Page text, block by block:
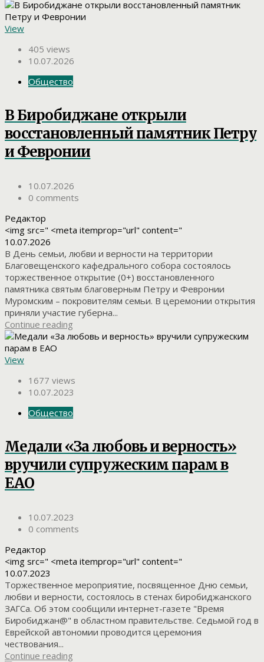
View
405 views
10.07.2026
Общество
В Биробиджане открыли
восстановленный памятник Петру
и Февронии
10.07.2026
0 comments
Редактор
<img src=" <meta itemprop="url" content="
10.07.2026
В День семьи, любви и верности на территории
Благовещенского кафедрального собора состоялось
торжественное открытие (0+) восстановленного
памятника святым благоверным Петру и Февронии
Муромским – покровителям семьи. В церемонии открытия
приняли участие губерна...
Continue reading
View
1677 views
10.07.2023
Общество
Медали «За любовь и верность»
вручили супружеским парам в
ЕАО
10.07.2023
0 comments
Редактор
<img src=" <meta itemprop="url" content="
10.07.2023
Торжественное мероприятие, посвященное Дню семьи,
любви и верности, состоялось в стенах биробиджанского
ЗАГСа. Об этом сообщили интернет-газете "Время
Биробиджан@" в областном правительстве. Седьмой год в
Еврейской автономии проводится церемония
чествования...
Continue reading